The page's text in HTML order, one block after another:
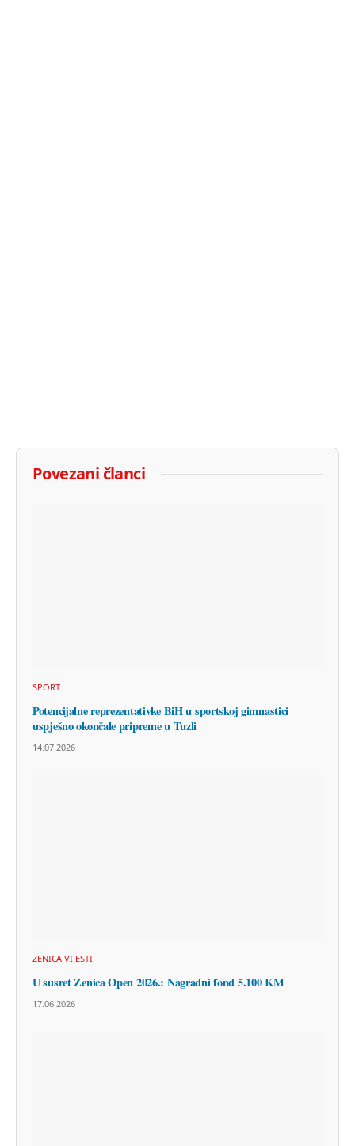
Povezani članci
SPORT
Potencijalne reprezentativke BiH u sportskoj gimnastici
uspješno okončale pripreme u Tuzli
14.07.2026
ZENICA VIJESTI
U susret Zenica Open 2026.: Nagradni fond 5.100 KM
17.06.2026